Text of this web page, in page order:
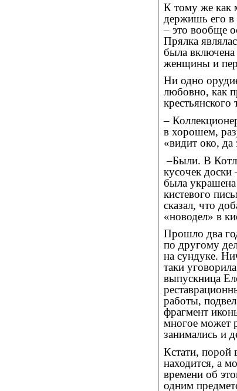
К тому же как
держишь его в
– это вообще
Прялка
была
женщины и
Ни одно
любовно, как
–
в хорошем,
«видит око, да
–Были. В
кусочек доски
была
кистевого
сказал, что
«новодел» в
Прошло два
по другому
на сундуке.
таки
выпускница
работы,
фрагмент
многое может
занимались и
Кстати, порой
находится, а
времени об
одним